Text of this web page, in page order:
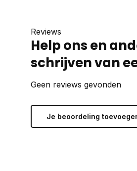
Reviews
Help ons en
schrijven van
Geen reviews gevonden
Je beoordeling